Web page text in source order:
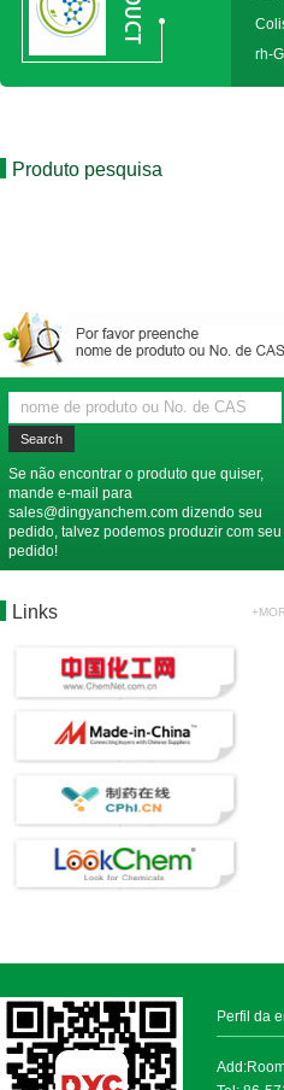
rh-
Produto pesquisa
Se não encontrar o produto que quiser,
mande e-mail para
sales@dingyanchem.com dizendo seu
pedido, talvez podemos produzir com seu
pedido!
Links
Perfil da